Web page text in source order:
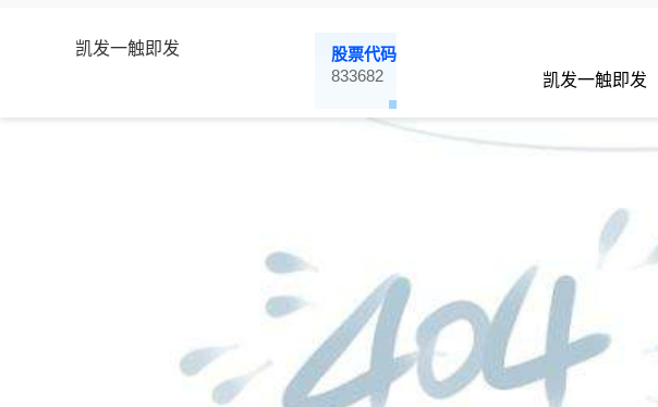
凯发一触即发
股票代码
833682
凯发一触即发